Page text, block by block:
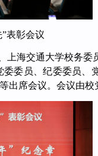
表彰会议
海交通大学校务委
委员、纪委委员、
席会议。会议由校